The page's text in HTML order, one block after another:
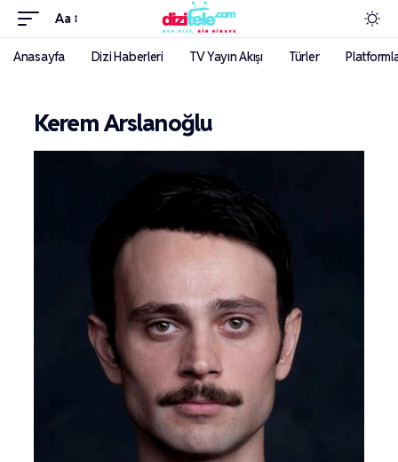
Aa
Anasayfa Dizi Haberleri TV Yayın Akışı Türler
Kerem Arslanoğlu